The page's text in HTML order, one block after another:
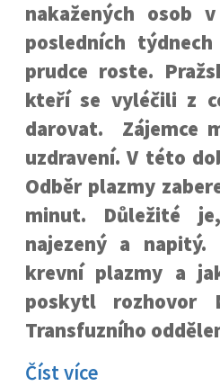
nakažených osob
posledních
prudce roste.
kteří se vyléčili z
darovat. Zájemce
uzdravení. V této
Odběr plazmy
minut. Důležité
najezený a napitý.
krevní plazmy a
poskytl rozhovor
Transfuzního
Číst více